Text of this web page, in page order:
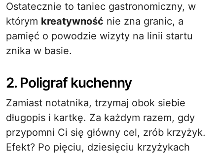
Ostatecznie to taniec gastronomiczny, w
którym kreatywność nie zna granic, a
pamięć o powodzie wizyty na linii startu
znika w basie.
2. Poligraf kuchenny
Zamiast notatnika, trzymaj obok siebie
długopis i kartkę. Za każdym razem, gdy
przypomni Ci się główny cel, zrób krzyżyk.
Efekt? Po pięciu, dziesięciu krzyżykach